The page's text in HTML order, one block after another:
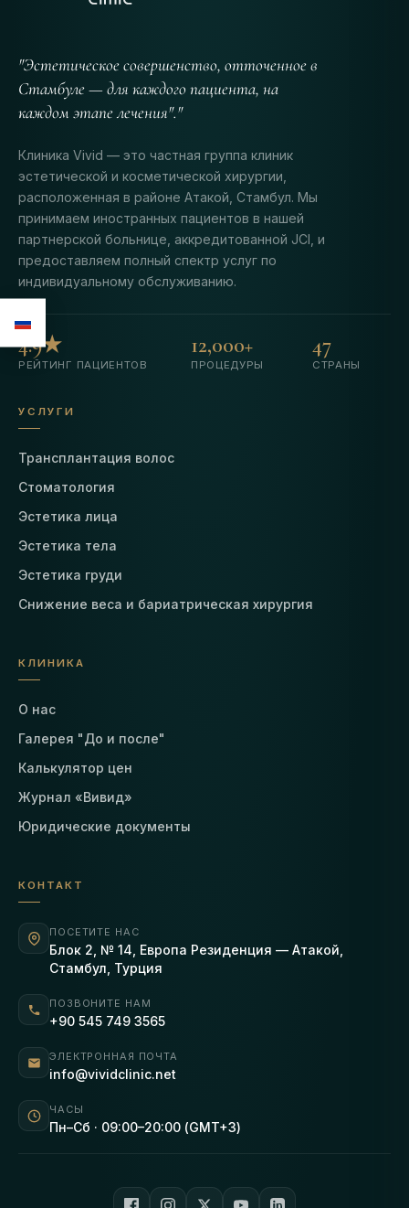
"Эстетическое совершенство, отточенное в
Стамбуле — для каждого пациента, на
каждом этапе лечения"."
Клиника Vivid — это частная группа клиник
эстетической и косметической хирургии,
расположенная в районе Атакой, Стамбул. Мы
принимаем иностранных пациентов в нашей
партнерской больнице, аккредитованной JCI, и
предоставляем полный спектр услуг по
индивидуальному обслуживанию.
4.9★
РЕЙТИНГ ПАЦИЕНТОВ
12,000+
ПРОЦЕДУРЫ
47
СТРАНЫ
УСЛУГИ
Трансплантация волос
Стоматология
Эстетика лица
Эстетика тела
Эстетика груди
Снижение веса и бариатрическая хирургия
КЛИНИКА
О нас
Галерея "До и после"
Калькулятор цен
Журнал «Вивид»
Юридические документы
КОНТАКТ
ПОСЕТИТЕ НАС
Блок 2, № 14, Европа Резиденция — Атакой,
Стамбул, Турция
ПОЗВОНИТЕ НАМ
+90 545 749 3565
ЭЛЕКТРОННАЯ ПОЧТА
info@vividclinic.net
ЧАСЫ
Пн–Сб · 09:00–20:00 (GMT+3)